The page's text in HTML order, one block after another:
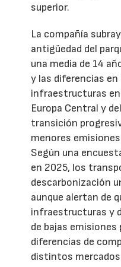
superior.
La compañía
antigüedad del
una media de 14
y las diferencias en
infraestructuras
Europa Central y
transición
menores
Según una
en 2025, los
descarbonización
aunque alertan de
infraestructuras y
de bajas emisiones
diferencias de
distintos mercados